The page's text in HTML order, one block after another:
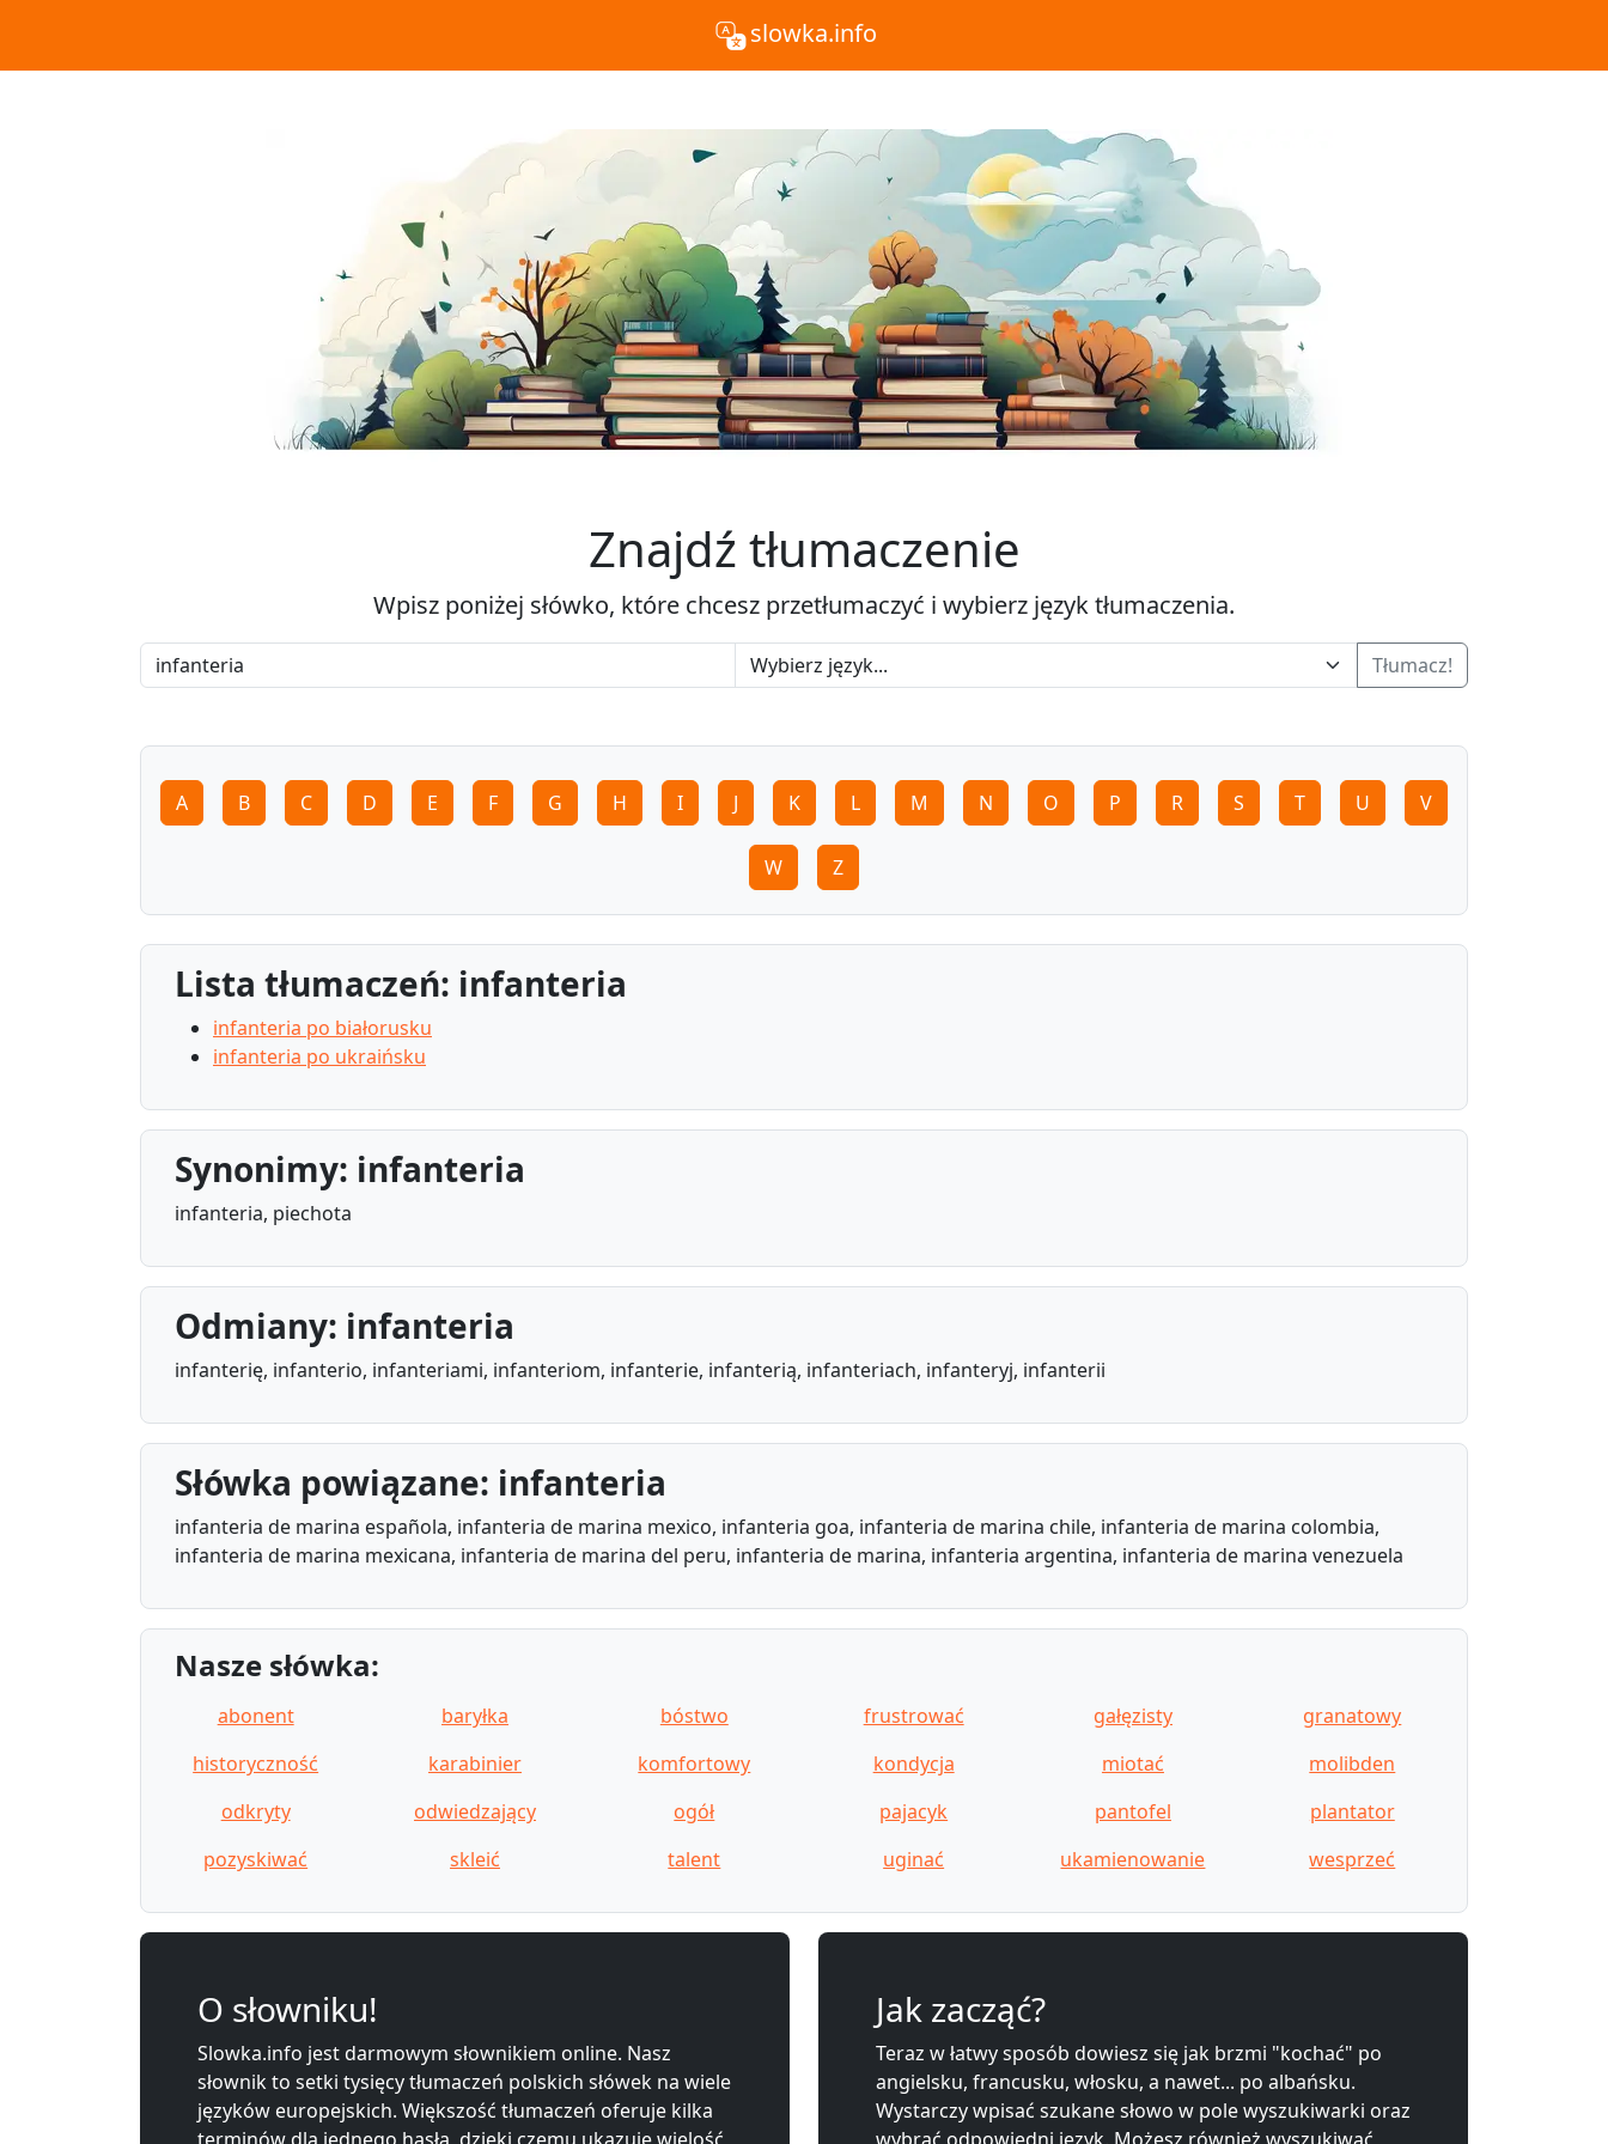
slowka.info
Znajdź tłumaczenie
Wpisz poniżej słówko, które chcesz przetłumaczyć i wybierz język tłumaczenia.
Tłumacz!
A B C D E F G H I J K L M N O P R S T U V
W Z
Lista tłumaczeń: infanteria
infanteria po białorusku
infanteria po ukraińsku
Synonimy: infanteria
infanteria, piechota
Odmiany: infanteria
infanterię, infanterio, infanteriami, infanteriom, infanterie, infanterią, infanteriach, infanteryj, infanterii
Słówka powiązane: infanteria
infanteria de marina española, infanteria de marina mexico, infanteria goa, infanteria de marina chile, infanteria de marina colombia,
infanteria de marina mexicana, infanteria de marina del peru, infanteria de marina, infanteria argentina, infanteria de marina venezuela
Nasze słówka:
abonent baryłka bóstwo frustrować gałęzisty
granatowy
historyczność
karabinier komfortowy kondycja miotać
molibden
odkryty
odwiedzający ogół pajacyk pantofel
plantator
pozyskiwać
skleić talent uginać ukamienowanie wesprzeć
O słowniku!
Slowka.info jest darmowym słownikiem online. Nasz
słownik to setki tysięcy tłumaczeń polskich słówek na wiele
języków europejskich. Większość tłumaczeń oferuje kilka
Jak zacząć?
Teraz w łatwy sposób dowiesz się jak brzmi "kochać" po
angielsku, francusku, włosku, a nawet... po albańsku.
Wystarczy wpisać szukane słowo w pole wyszukiwarki oraz